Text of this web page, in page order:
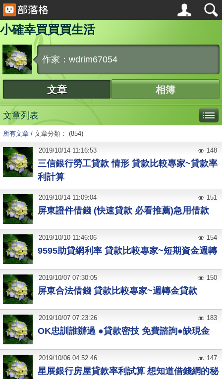
小確幸買買買生活
作家：wdrim67054
文章 相簿
文章列表
所有文章 / 文章分類： (854)
三信銀行勞工貸款 情形 貸款比較專家~貸款率
利計算
2019/10/14 11:16:53 148
屏東證件借錢 (快速貸款 必看推薦)急用借款
2019/10/14 11:09:04 151
9595助貸網利率 貸款比較專家~短期資金週轉
2019/10/10 11:46:06 154
屏東合法借錢 貸款比較專家~週轉金貸款
2019/10/07 07:30:05 150
OK忠訓誰辦過 ●貸款密技 免費諮詢●缺現金
2019/10/07 07:23:26 183
星展銀行房屋貸款率利試算 想知道借錢網的秘
2019/10/06 04:52:46 147